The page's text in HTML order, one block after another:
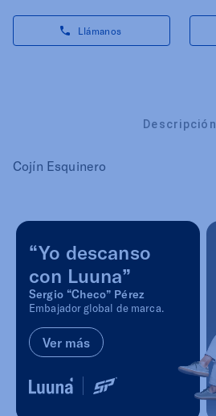
Llámanos
Descripción
Cojín Esquinero
“Yo descanso
con Luuna”
Sergio “Checo” Pérez
Embajador global de marca.
Ver más